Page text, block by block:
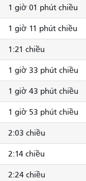
1 giờ 01 phút chiều
1 giờ 11 phút chiều
1:21 chiều
1 giờ 33 phút chiều
1 giờ 43 phút chiều
1 giờ 53 phút chiều
2:03 chiều
2:14 chiều
2:24 chiều